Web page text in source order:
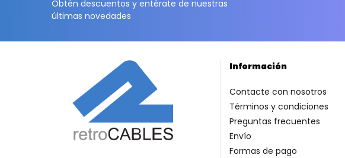
Obtén descuentos y entérate de nuestras
últimas novedades
Información
Contacte con nosotros
Términos y condiciones
Preguntas frecuentes
Envío
Formas de pago